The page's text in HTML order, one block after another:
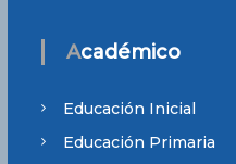
Académico
Educación Inicial
Educación Primaria